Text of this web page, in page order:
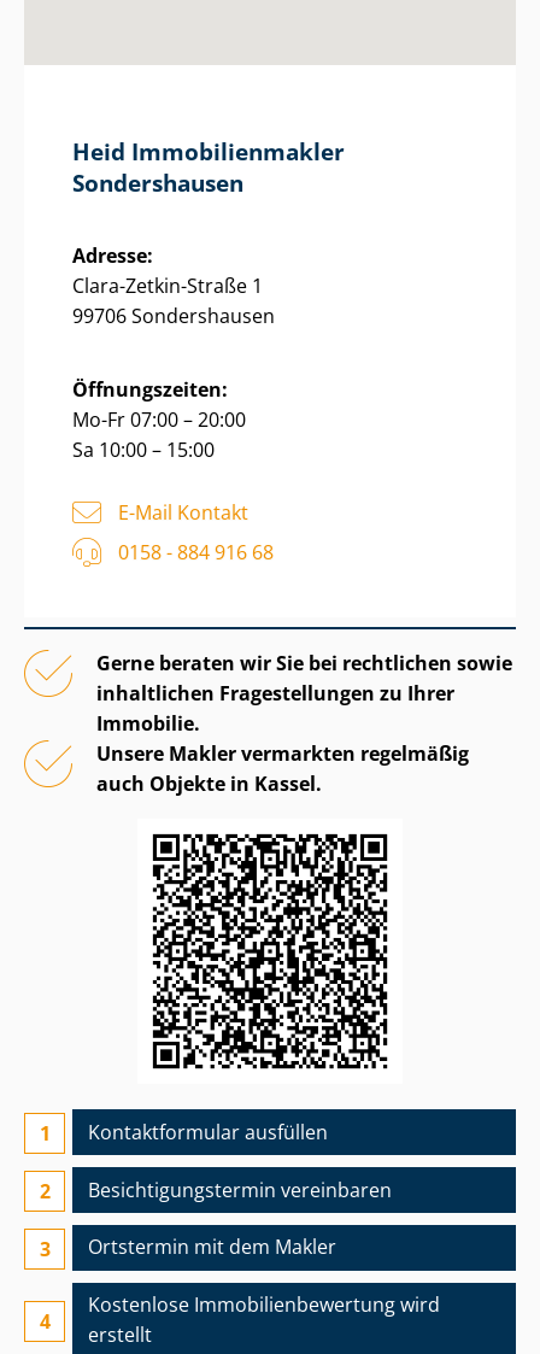
Heid Im­mo­bi­li­en­mak­ler
Sondershausen
Adresse:
Clara-Zetkin-Straße 1
99706 Sondershausen
Öffnungszeiten:
Mo-Fr 07:00 – 20:00
Sa 10:00 – 15:00
E-Mail Kontakt
0158 - 884 916 68
Gerne beraten wir Sie bei rechtlichen sowie
inhaltlichen Fragestellungen zu Ihrer
Immobilie.
Unsere Makler vermarkten regelmäßig
auch Objekte in Kassel.
Kontaktformular ausfüllen
Besichtigungs­termin vereinbaren
Ortstermin mit dem Makler
Kostenlose Im­mo­bi­li­en­be­wer­tung wird
erstellt